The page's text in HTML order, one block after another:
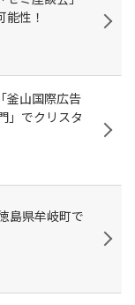
性！
釜山国際広告
」でクリスタ
島県牟岐町で